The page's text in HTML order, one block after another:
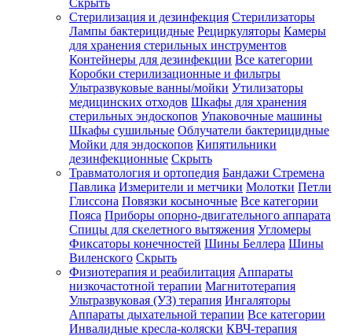
Скрыть
Стерилизация и дезинфекция Стерилизаторы
Лампы бактерицидные Рециркуляторы Камеры
для хранения стерильных инструментов
Контейнеры для дезинфекции Все категории
Коробки стерилизационные и фильтры
Ультразвуковые ванны/мойки Утилизаторы
медицинских отходов Шкафы для хранения
стерильных эндоскопов Упаковочные машины
Шкафы сушильные Облучатели бактерицидные
Мойки для эндоскопов Кипятильники
дезинфекционные Скрыть
Травматология и ортопедия Бандажи Стремена
Павлика Измерители и метчики Молотки Петли
Глиссона Повязки косыночные Все категории
Пояса Приборы опорно-двигательного аппарата
Спицы для скелетного вытяжения Угломеры
Фиксаторы конечностей Шины Беллера Шины
Виленского Скрыть
Физиотерапия и реабилитация Аппараты
низкочастотной терапии Магнитотерапия
Ультразвуковая (УЗ) терапия Ингаляторы
Аппараты дыхательной терапии Все категории
Инвалидные кресла-коляски КВЧ-терапия